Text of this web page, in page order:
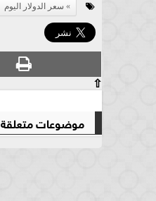
سعر الدولار اليوم
⇧
موضوعات متعلقة